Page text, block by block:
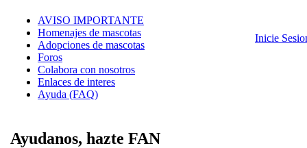
AVISO IMPORTANTE
Homenajes de mascotas
Adopciones de mascotas
Foros
Colabora con nosotros
Enlaces de interes
Ayuda (FAQ)
Ayudanos, hazte FAN
Inicie